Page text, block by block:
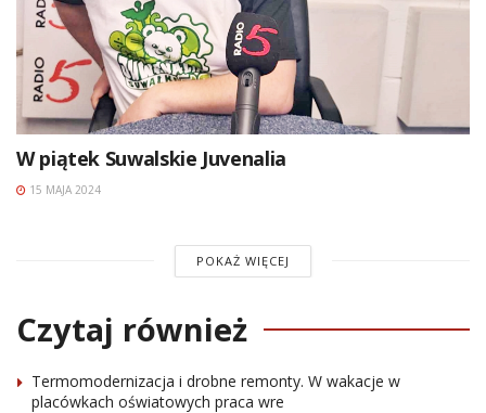
W piątek Suwalskie Juvenalia
15 MAJA 2024
POKAŻ WIĘCEJ
Czytaj również
Termomodernizacja i drobne remonty. W wakacje w
placówkach oświatowych praca wre